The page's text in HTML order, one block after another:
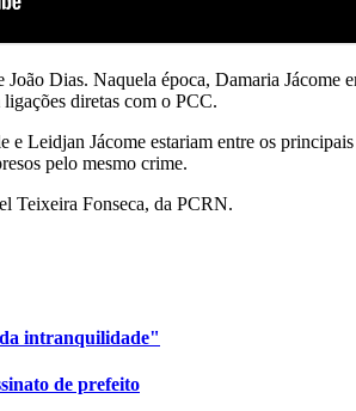
Dias. Naquela época, Damaria Jácome
diretas com o PCC.
Jácome estariam entre os
pelo mesmo crime.
Teixeira Fonseca, da PCRN.
intranquilidade"
de prefeito